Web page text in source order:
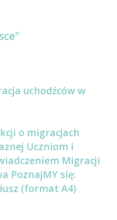
uchodźców w
o migracjach
Uczniom i
Migracji
PoznajMY się:
(format A4)